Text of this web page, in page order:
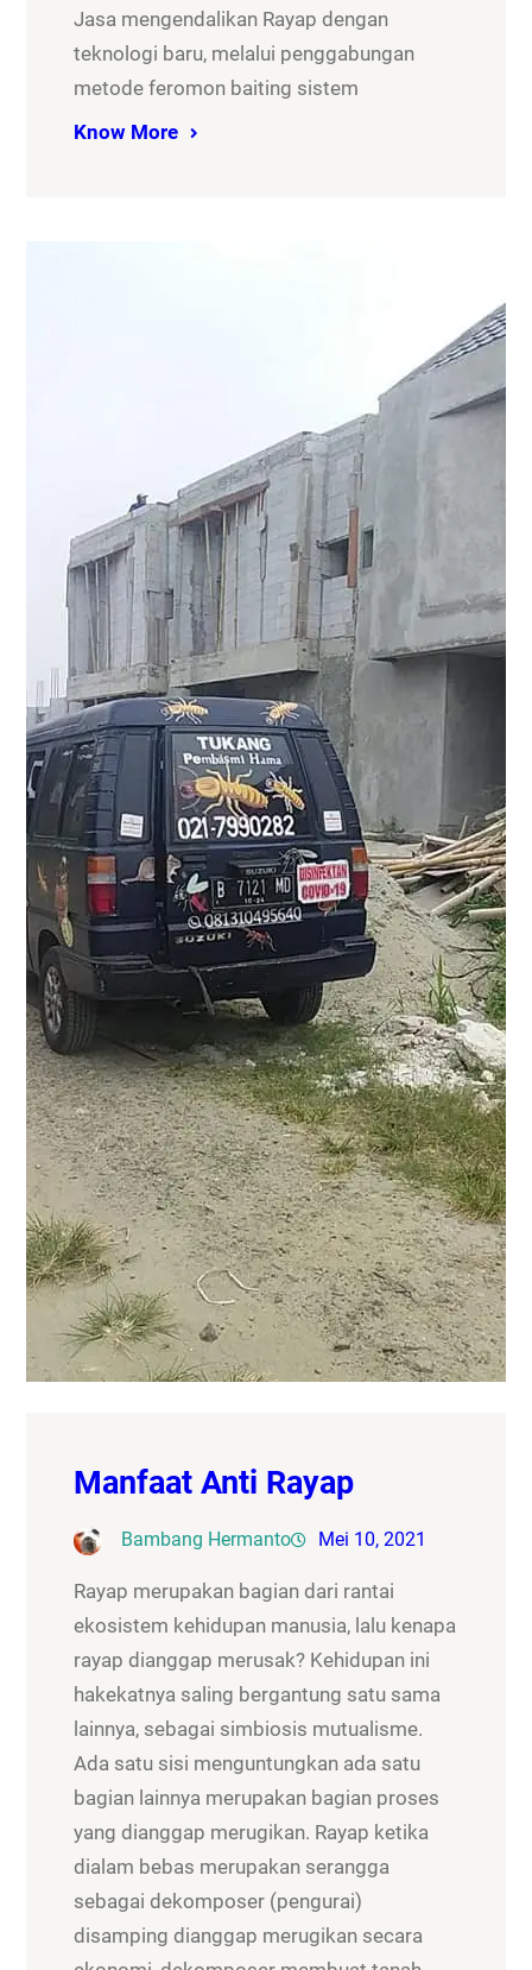
Jasa mengendalikan Rayap dengan
teknologi baru, melalui penggabungan
metode feromon baiting sistem
Know More
Manfaat Anti Rayap
Bambang Hermanto Mei 10, 2021
Rayap merupakan bagian dari rantai
ekosistem kehidupan manusia, lalu kenapa
rayap dianggap merusak? Kehidupan ini
hakekatnya saling bergantung satu sama
lainnya, sebagai simbiosis mutualisme.
Ada satu sisi menguntungkan ada satu
bagian lainnya merupakan bagian proses
yang dianggap merugikan. Rayap ketika
dialam bebas merupakan serangga
sebagai dekomposer (pengurai)
disamping dianggap merugikan secara